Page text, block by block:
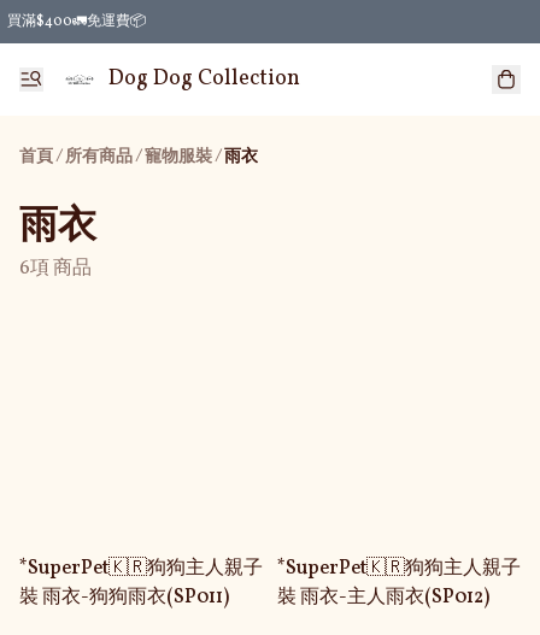
買滿$400🚛免運費📦
Dog Dog Collection
首頁/所有商品/寵物服裝/ 雨衣
雨衣
6項 商品
*SuperPet🇰🇷狗狗主人親子
裝 雨衣-狗狗雨衣(SP011)
*SuperPet🇰🇷狗狗主人親子
裝 雨衣-主人雨衣(SP012)